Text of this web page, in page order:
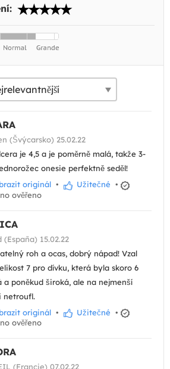
(Švýcarsko) 25.02.22
je 4,5 a je poměrně malá, takže 3-
onesie perfektně seděl!
originál • Užitečné •
ověřeno
(España) 15.02.22
roh a ocas, dobrý nápad! Vzal
7 pro dívku, která byla skoro 6
a poněkud široká, ale na nejmenší
netroufl.
originál • Užitečné •
ověřeno
(Francie) 07.02.22